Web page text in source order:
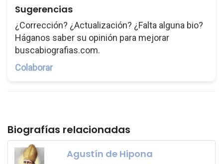
Sugerencias
¿Corrección? ¿Actualización? ¿Falta alguna bio?
Háganos saber su opinión para mejorar
buscabiografias.com.
Colaborar
Biografías relacionadas
Agustín de Hipona